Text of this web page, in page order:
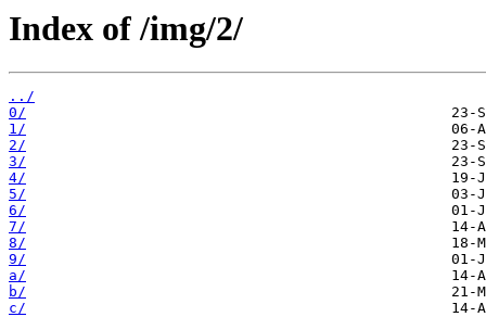
Index of /img/2/
../
0/
1/
2/
3/
4/
5/
6/
7/
8/
9/
a/
b/
c/